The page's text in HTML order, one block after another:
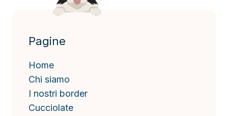
Pagine
Home
Chi siamo
I nostri border
Cucciolate